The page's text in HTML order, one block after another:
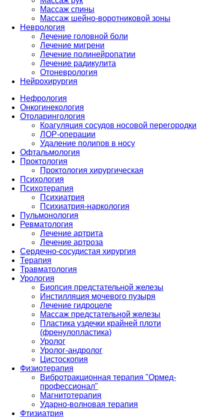
Массаж спины
Массаж шейно-воротниковой зоны
Неврология
Лечение головной боли
Лечение мигрени
Лечение полинейропатии
Лечение радикулита
Отоневрология
Нейрохирургия
Нефрология
Онкогинекология
Отоларингология
Коагуляция сосудов носовой перегородки
ЛОР-операции
Удаление полипов в носу
Офтальмология
Проктология
Проктология хирургическая
Психология
Психотерапия
Психиатрия
Психиатрия-наркология
Пульмонология
Ревматология
Лечение артрита
Лечение артроза
Сердечно-сосудистая хирургия
Терапия
Травматология
Урология
Биопсия предстательной железы
Инстилляция мочевого пузыря
Лечение гидроцеле
Массаж предстательной железы
Пластика уздечки крайней плоти
(френулопластика)
Уролог
Уролог-андролог
Цистоскопия
Физиотерапия
Вибротракционная терапия "Ормед-
профессионал"
Магнитотерапия
Ударно-волновая терапия
Фтизиатрия